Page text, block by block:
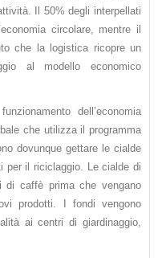
Il 50% degli interpellati
circolare, mentre il
che la logistica ricopre un
al modello economico
dell’economia
che utilizza il programma
dovunque gettare le cialde
per il riciclaggio. Le cialde di
di caffè prima che vengano
prodotti. I fondi vengono
ai centri di giardinaggio,